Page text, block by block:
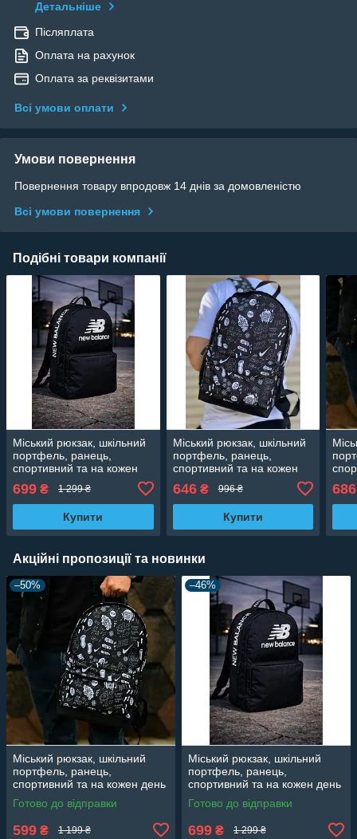
Детальніше
Післяплата
Оплата на рахунок
Оплата за реквізитами
Всі умови оплати
Умови повернення
Повернення товару впродовж 14 днів за домовленістю
Всі умови повернення
Подібні товари компанії
Міський рюкзак, шкільний
портфель, ранець,
спортивний та на кожен
699 ₴ 1 299 ₴
Купити
Міський рюкзак, шкільний
портфель, ранець,
спортивний та на кожен
646₴ 996 ₴
Купити
Акційні пропозиції та новинки
–50%
Міський рюкзак, шкільний
портфель, ранець,
спортивний та на кожен день
Готово до відправки
599 ₴ 1 199 ₴
–46%
Міський рюкзак, шкільний
портфель, ранець,
спортивний та на кожен день
Готово до відправки
699 ₴ 1 299 ₴